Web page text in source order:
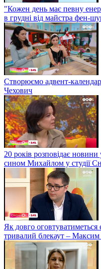
"Кожен день має певну
в грудні від майстра фен-
Створюємо адвент-
Чехович
20 років розповідає
сином Михайлом у студії
Як довго
тривалий блекаут – Максим